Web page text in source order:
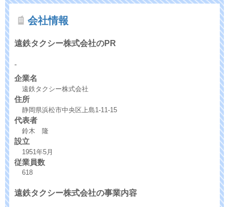
会社情報
遠鉄タクシー株式会社のPR
-
企業名
遠鉄タクシー株式会社
住所
静岡県浜松市中央区上島1-11-15
代表者
鈴木 隆
設立
1951年5月
従業員数
618
遠鉄タクシー株式会社の事業内容